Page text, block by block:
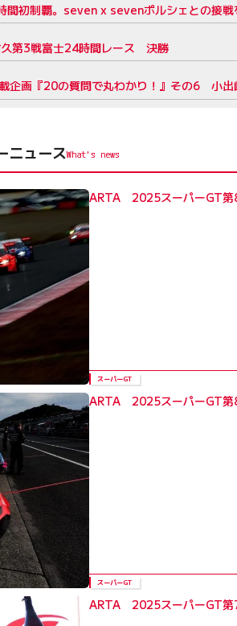
間初制覇。seven x sevenポルシェとの接戦
第3戦富士24時間レース 決勝
企画『20の質問で丸わかり！』その6 小出
ニュース
ARTA 2025スーパーGT第
スーパーGT
ARTA 2025スーパーGT第
スーパーGT
ARTA 2025スーパーGT第